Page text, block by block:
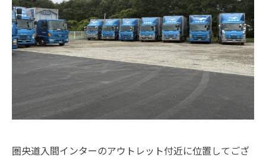
圏央道入間インターのアウトレット付近に位置してござ